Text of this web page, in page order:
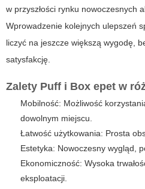
w przyszłości rynku nowoczesnych
Wprowadzenie kolejnych ulepszeń
liczyć na jeszcze większą wygodę,
satysfakcję.
Zalety Puff i Box epet w
Mobilność: Możliwość
dowolnym miejscu.
Łatwość użytkowania: Prosta
Estetyka: Nowoczesny wygląd,
Ekonomiczność: Wysoka
eksploatacji.